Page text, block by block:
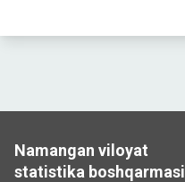
Namangan viloyat
statistika boshqarmasi